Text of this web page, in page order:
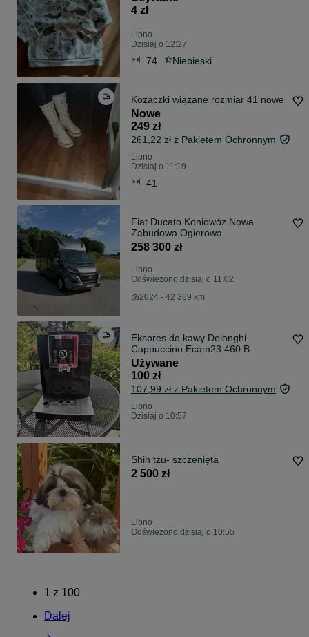
4 zł
Lipno
Dzisiaj o 12:27
74 Niebieski
Kozaczki wiązane rozmiar 41 nowe
Nowe
249 zł
261,22 zł z Pakietem Ochronnym
Lipno
Dzisiaj o 11:19
41
Fiat Ducato Koniowóz Nowa
Zabudowa Ogierowa
258 300 zł
Lipno
Odświeżono dzisiaj o 11:02
2024 - 42 369 km
Ekspres do kawy Delonghi
Cappuccino Ecam23.460.B
Używane
100 zł
107,99 zł z Pakietem Ochronnym
Lipno
Dzisiaj o 10:57
Shih tzu- szczenięta
2 500 zł
Lipno
Odświeżono dzisiaj o 10:55
1 z 100
Dalej